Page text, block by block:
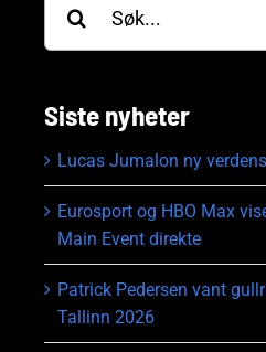
etter:
Siste nyheter
Lucas Jumalon ny
Eurosport og HBO Max
Main Event direkte
Patrick Pedersen vant
Tallinn 2026